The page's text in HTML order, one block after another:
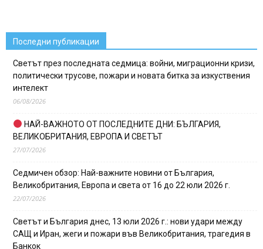
Последни публикации
Светът през последната седмица: войни, миграционни кризи,
политически трусове, пожари и новата битка за изкуствения
интелект
06/08/2026
НАЙ-ВАЖНОТО ОТ ПОСЛЕДНИТЕ ДНИ: БЪЛГАРИЯ,
ВЕЛИКОБРИТАНИЯ, ЕВРОПА И СВЕТЪТ
27/07/2026
Седмичен обзор: Най-важните новини от България,
Великобритания, Европа и света от 16 до 22 юли 2026 г.
22/07/2026
Светът и България днес, 13 юли 2026 г.: нови удари между
САЩ и Иран, жеги и пожари във Великобритания, трагедия в
Банкок